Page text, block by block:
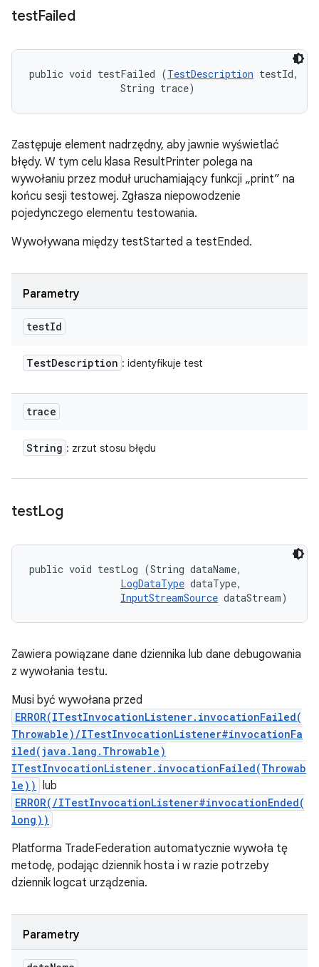
testFailed
public void testFailed (TestDescription testId,
                String trace)
Zastępuje element nadrzędny, aby jawnie wyświetlać
błędy. W tym celu klasa ResultPrinter polega na
wywołaniu przez moduł uruchamiający funkcji „print” na
końcu sesji testowej. Zgłasza niepowodzenie
pojedynczego elementu testowania.
Wywoływana między testStarted a testEnded.
Parametry
testId
TestDescription : identyfikuje test
trace
String : zrzut stosu błędu
testLog
public void testLog (String dataName,
LogDataType dataType,
InputStreamSource dataStream)
Zawiera powiązane dane dziennika lub dane debugowania
z wywołania testu.
Musi być wywołana przed
ERROR(ITestInvocationListener.invocationFailed(
Throwable)/ITestInvocationListener#invocationFa
iled(java.lang.Throwable)
ITestInvocationListener.invocationFailed(Throwab
le)) lub
ERROR(/ITestInvocationListener#invocationEnded(
long))
Platforma TradeFederation automatycznie wywoła tę
metodę, podając dziennik hosta i w razie potrzeby
dziennik logcat urządzenia.
Parametry